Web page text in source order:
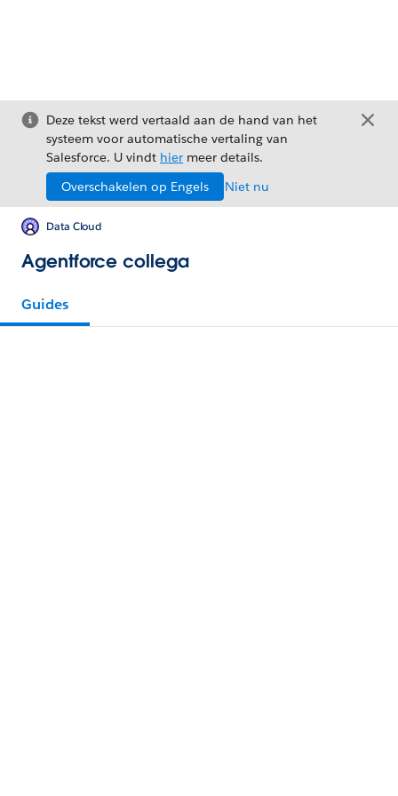
Deze tekst werd vertaald aan de hand van het
systeem voor automatische vertaling van
Salesforce. U vindt hier meer details.
Overschakelen op Engels
Niet nu
Data Cloud
Agentforce collega
Guides